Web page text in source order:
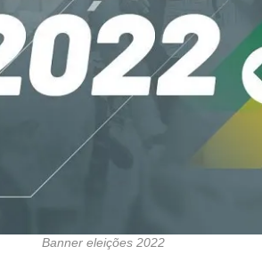
Banner eleições 2022